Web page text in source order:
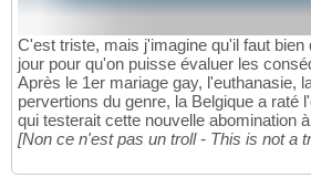
C'est triste, mais j'imagine qu'il faut bien
jour pour qu'on puisse évaluer les
Après le 1er mariage gay, l'euthanasie,
pervertions du genre, la Belgique a raté
qui testerait cette nouvelle abomination
[Non ce n'est pas un troll - This is not a